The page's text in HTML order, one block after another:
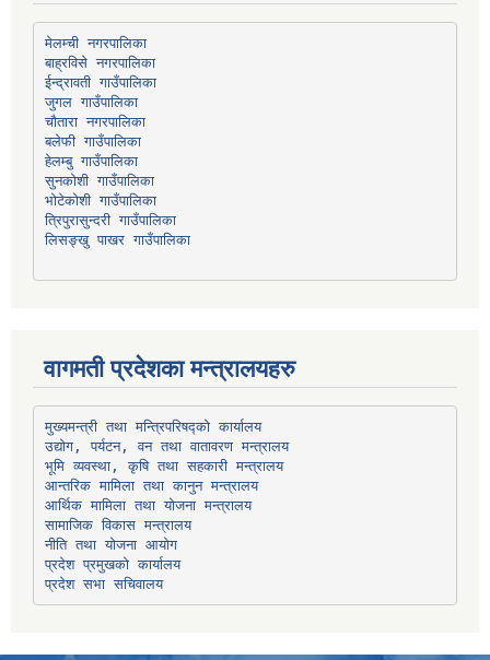
मेलम्ची नगरपालिका
बाह्रविसे नगरपालिका
ईन्द्रावती गाउँपालिका
जुगल गाउँपालिका
चौतारा नगरपालिका
बलेफी गाउँपालिका
हेलम्बु गाउँपालिका
सुनकोशी गाउँपालिका
भोटेकोशी गाउँपालिका
त्रिपुरासुन्दरी गाउँपालिका
लिसङ्खु पाखर गाउँपालिका
वागमती प्रदेशका मन्त्रालयहरु
मुख्यमन्त्री तथा मन्त्रिपरिषद्को कार्यालय
उद्योग, पर्यटन, वन तथा वातावरण मन्त्रालय
भूमि व्यवस्था, कृषि तथा सहकारी मन्त्रालय
आन्तरिक मामिला तथा कानुन मन्त्रालय
आर्थिक मामिला तथा योजना मन्त्रालय
सामाजिक विकास मन्त्रालय
नीति तथा योजना आयोग
प्रदेश प्रमुखको कार्यालय
प्रदेश सभा सचिवालय